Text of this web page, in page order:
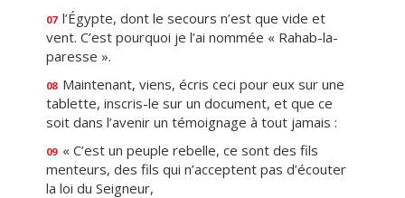
07 l’Égypte, dont le secours n’est que vide et
vent. C’est pourquoi je l’ai nommée « Rahab-la-
paresse ».
08 Maintenant, viens, écris ceci pour eux sur une
tablette, inscris-le sur un document, et que ce
soit dans l’avenir un témoignage à tout jamais :
09 « C’est un peuple rebelle, ce sont des fils
menteurs, des fils qui n’acceptent pas d’écouter
la loi du Seigneur,